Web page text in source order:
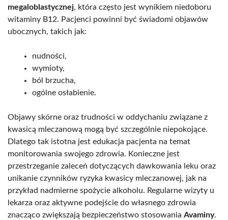
megaloblastycznej, która często jest wynikiem niedoboru
witaminy B12. Pacjenci powinni być świadomi objawów
ubocznych, takich jak:
nudności,
wymioty,
ból brzucha,
ogólne osłabienie.
Objawy skórne oraz trudności w oddychaniu związane z
kwasicą mleczanową mogą być szczególnie niepokojące.
Dlatego tak istotna jest edukacja pacjenta na temat
monitorowania swojego zdrowia. Konieczne jest
przestrzeganie zaleceń dotyczących dawkowania leku oraz
unikanie czynników ryzyka kwasicy mleczanowej, jak na
przykład nadmierne spożycie alkoholu. Regularne wizyty u
lekarza oraz aktywne podejście do własnego zdrowia
znacząco zwiększają bezpieczeństwo stosowania Avaminy.